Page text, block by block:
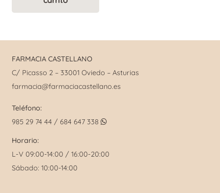
era:
10,50 €.6,90 €.
FARMACIA CASTELLANO
C/ Picasso 2 – 33001 Oviedo – Asturias
farmacia@farmaciacastellano.es
Teléfono:
985 29 74 44 / 684 647 338
Horario:
L-V 09:00-14:00 / 16:00-20:00
Sábado: 10:00-14:00